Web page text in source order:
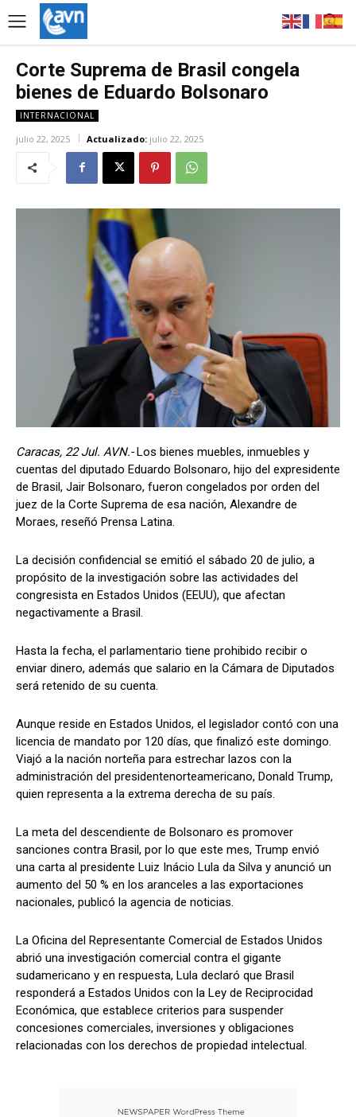
Corte Suprema de Brasil congela
bienes de Eduardo Bolsonaro
INTERNACIONAL
julio 22, 2025 Actualizado: julio 22, 2025
Caracas, 22 Jul. AVN.-Los bienes muebles, inmuebles y
cuentas del diputado Eduardo Bolsonaro, hijo del expresidente
de Brasil, Jair Bolsonaro, fueron congelados por orden del
juez de la Corte Suprema de esa nación, Alexandre de
Moraes, reseñó Prensa Latina.
La decisión confidencial se emitió el sábado 20 de julio, a
propósito de la investigación sobre las actividades del
congresista en Estados Unidos (EEUU), que afectan
negactivamente a Brasil.
Hasta la fecha, el parlamentario tiene prohibido recibir o
enviar dinero, además que salario en la Cámara de Diputados
será retenido de su cuenta.
Aunque reside en Estados Unidos, el legislador contó con una
licencia de mandato por 120 días, que finalizó este domingo.
Viajó a la nación norteña para estrechar lazos con la
administración del presidentenorteamericano, Donald Trump,
quien representa a la extrema derecha de su país.
La meta del descendiente de Bolsonaro es promover
sanciones contra Brasil, por lo que este mes, Trump envió
una carta al presidente Luiz Inácio Lula da Silva y anunció un
aumento del 50 % en los aranceles a las exportaciones
nacionales, publicó la agencia de noticias.
La Oficina del Representante Comercial de Estados Unidos
abrió una investigación comercial contra el gigante
sudamericano y en respuesta, Lula declaró que Brasil
responderá a Estados Unidos con la Ley de Reciprocidad
Económica, que establece criterios para suspender
concesiones comerciales, inversiones y obligaciones
relacionadas con los derechos de propiedad intelectual.